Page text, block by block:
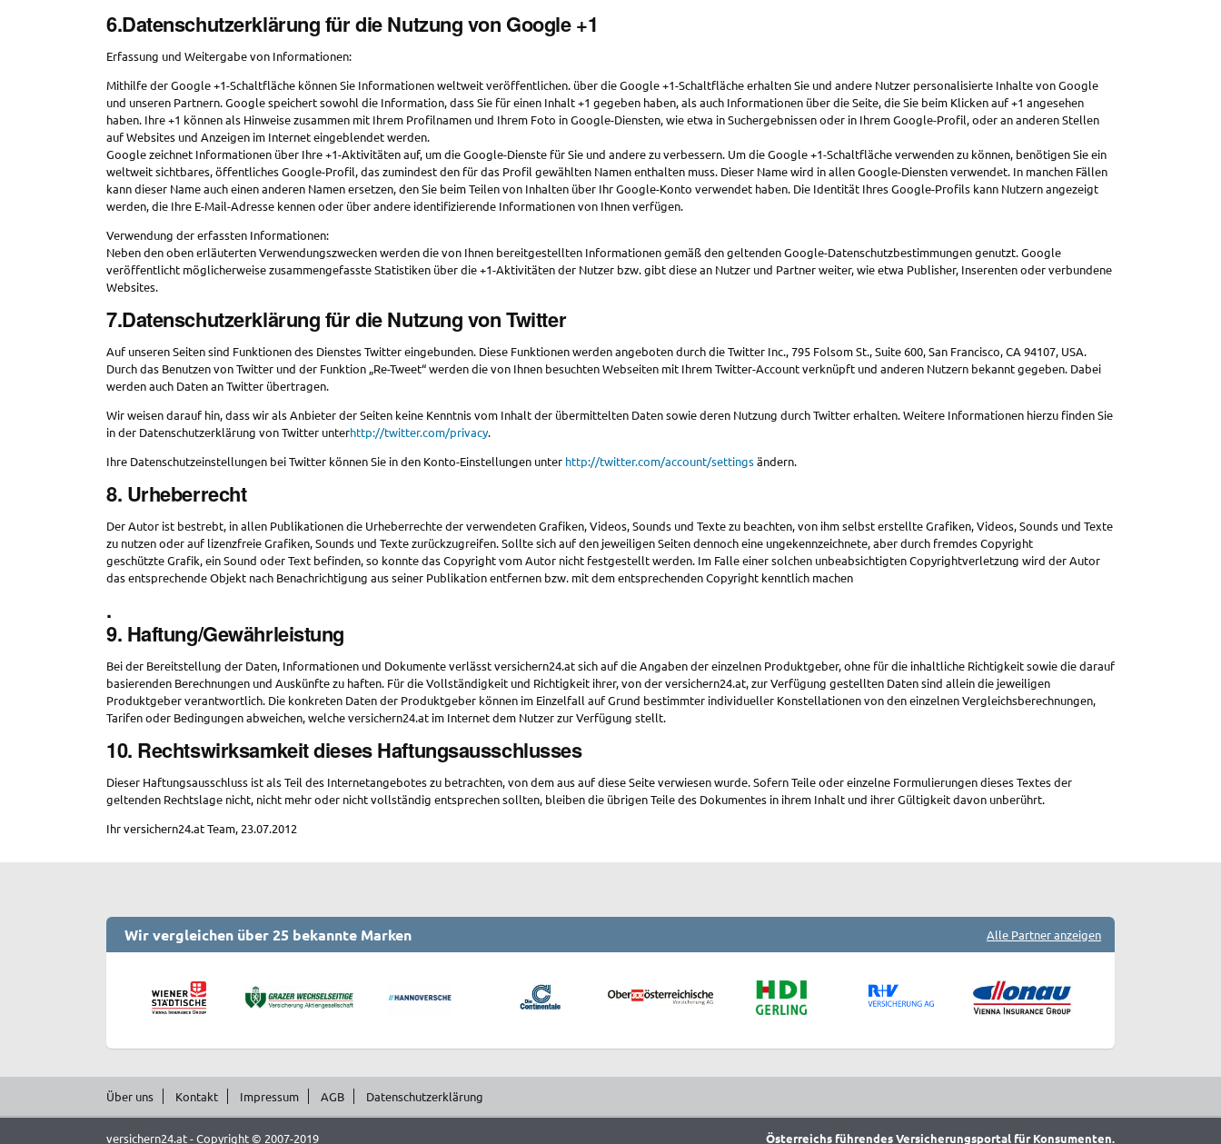
6.Datenschutzerklärung für die Nutzung von Google +1
Erfassung und Weitergabe von Informationen:
Mithilfe der Google +1-Schaltfläche können Sie Informationen weltweit veröffentlichen. über die Google +1-Schaltfläche erhalten Sie und andere Nutzer personalisierte Inhalte von Google
und unseren Partnern. Google speichert sowohl die Information, dass Sie für einen Inhalt +1 gegeben haben, als auch Informationen über die Seite, die Sie beim Klicken auf +1 angesehen
haben. Ihre +1 können als Hinweise zusammen mit Ihrem Profilnamen und Ihrem Foto in Google-Diensten, wie etwa in Suchergebnissen oder in Ihrem Google-Profil, oder an anderen Stellen
auf Websites und Anzeigen im Internet eingeblendet werden.
Google zeichnet Informationen über Ihre +1-Aktivitäten auf, um die Google-Dienste für Sie und andere zu verbessern. Um die Google +1-Schaltfläche verwenden zu können, benötigen Sie ein
weltweit sichtbares, öffentliches Google-Profil, das zumindest den für das Profil gewählten Namen enthalten muss. Dieser Name wird in allen Google-Diensten verwendet. In manchen Fällen
kann dieser Name auch einen anderen Namen ersetzen, den Sie beim Teilen von Inhalten über Ihr Google-Konto verwendet haben. Die Identität Ihres Google-Profils kann Nutzern angezeigt
werden, die Ihre E-Mail-Adresse kennen oder über andere identifizierende Informationen von Ihnen verfügen.
Verwendung der erfassten Informationen:
Neben den oben erläuterten Verwendungszwecken werden die von Ihnen bereitgestellten Informationen gemäß den geltenden Google-Datenschutzbestimmungen genutzt. Google
veröffentlicht möglicherweise zusammengefasste Statistiken über die +1-Aktivitäten der Nutzer bzw. gibt diese an Nutzer und Partner weiter, wie etwa Publisher, Inserenten oder verbundene
Websites.
7.Datenschutzerklärung für die Nutzung von Twitter
Auf unseren Seiten sind Funktionen des Dienstes Twitter eingebunden. Diese Funktionen werden angeboten durch die Twitter Inc., 795 Folsom St., Suite 600, San Francisco, CA 94107, USA.
Durch das Benutzen von Twitter und der Funktion „Re-Tweet“ werden die von Ihnen besuchten Webseiten mit Ihrem Twitter-Account verknüpft und anderen Nutzern bekannt gegeben. Dabei
werden auch Daten an Twitter übertragen.
Wir weisen darauf hin, dass wir als Anbieter der Seiten keine Kenntnis vom Inhalt der übermittelten Daten sowie deren Nutzung durch Twitter erhalten. Weitere Informationen hierzu finden Sie
in der Datenschutzerklärung von Twitter unterhttp://twitter.com/privacy.
Ihre Datenschutzeinstellungen bei Twitter können Sie in den Konto-Einstellungen unter http://twitter.com/account/settingsändern.
8. Urheberrecht
Der Autor ist bestrebt, in allen Publikationen die Urheberrechte der verwendeten Grafiken, Videos, Sounds und Texte zu beachten, von ihm selbst erstellte Grafiken, Videos, Sounds und Texte
zu nutzen oder auf lizenzfreie Grafiken, Sounds und Texte zurückzugreifen. Sollte sich auf den jeweiligen Seiten dennoch eine ungekennzeichnete, aber durch fremdes Copyright
geschützte Grafik, ein Sound oder Text befinden, so konnte das Copyright vom Autor nicht festgestellt werden. Im Falle einer solchen unbeabsichtigten Copyrightverletzung wird der Autor
das entsprechende Objekt nach Benachrichtigung aus seiner Publikation entfernen bzw. mit dem entsprechenden Copyright kenntlich machen
.
9. Haftung/Gewährleistung
Bei der Bereitstellung der Daten, Informationen und Dokumente verlässt versichern24.at sich auf die Angaben der einzelnen Produktgeber, ohne für die inhaltliche Richtigkeit sowie die darauf
basierenden Berechnungen und Auskünfte zu haften. Für die Vollständigkeit und Richtigkeit ihrer, von der versichern24.at, zur Verfügung gestellten Daten sind allein die jeweiligen
Produktgeber verantwortlich. Die konkreten Daten der Produktgeber können im Einzelfall auf Grund bestimmter individueller Konstellationen von den einzelnen Vergleichsberechnungen,
Tarifen oder Bedingungen abweichen, welche versichern24.at im Internet dem Nutzer zur Verfügung stellt.
10. Rechtswirksamkeit dieses Haftungsausschlusses
Dieser Haftungsausschluss ist als Teil des Internetangebotes zu betrachten, von dem aus auf diese Seite verwiesen wurde. Sofern Teile oder einzelne Formulierungen dieses Textes der
geltenden Rechtslage nicht, nicht mehr oder nicht vollständig entsprechen sollten, bleiben die übrigen Teile des Dokumentes in ihrem Inhalt und ihrer Gültigkeit davon unberührt.
Ihr versichern24.at Team, 23.07.2012
Wir vergleichen über 25 bekannte Marken Alle Partner anzeigen
Über uns Kontakt Impressum AGB Datenschutzerklärung
versichern24.at - Copyright © 2007-2019 Österreichs führendes Versicherungsportal für Konsumenten.